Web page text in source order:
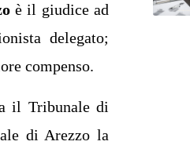
è il giudice ad
delegato;
compenso.
il Tribunale di
di Arezzo la